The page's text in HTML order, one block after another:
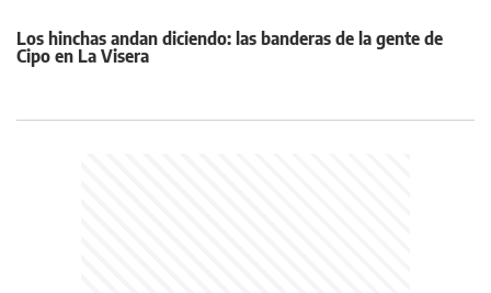
Los hinchas andan diciendo: las banderas de la gente de
Cipo en La Visera